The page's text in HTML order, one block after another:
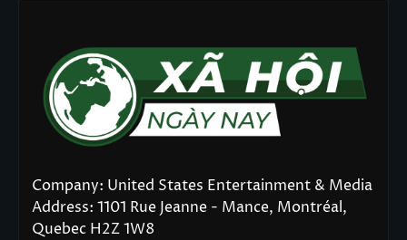
Company: United States Entertainment & Media
Address: 1101 Rue Jeanne - Mance, Montréal,
Quebec H2Z 1W8